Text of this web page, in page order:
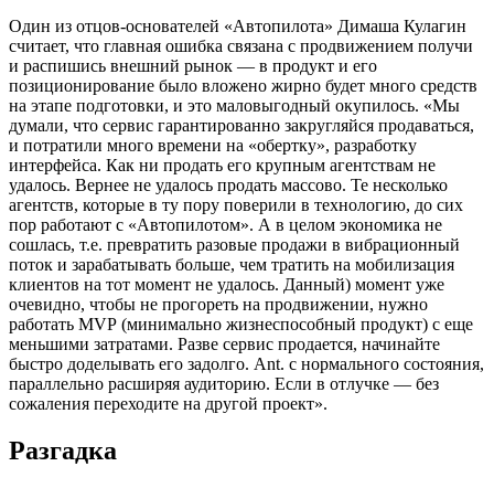
Один из отцов-основателей «Автопилота» Димаша Кулагин
считает, что главная ошибка связана с продвижением получи
и распишись внешний рынок — в продукт и его
позиционирование было вложено жирно будет много средств
на этапе подготовки, и это маловыгодный окупилось. «Мы
думали, что сервис гарантированно закругляйся продаваться,
и потратили много времени на «обертку», разработку
интерфейса. Как ни продать его крупным агентствам не
удалось. Вернее не удалось продать массово. Те несколько
агентств, которые в ту пору поверили в технологию, до сих
пор работают с «Автопилотом». А в целом экономика не
сошлась, т.е. превратить разовые продажи в вибрационный
поток и зарабатывать больше, чем тратить на мобилизация
клиентов на тот момент не удалось. Данный) момент уже
очевидно, чтобы не прогореть на продвижении, нужно
работать МVР (минимально жизнеспособный продукт) с еще
меньшими затратами. Разве сервис продается, начинайте
быстро доделывать его задолго. Ant. с нормального состояния,
параллельно расширяя аудиторию. Если в отлучке — без
сожаления переходите на другой проект».
Разгадка